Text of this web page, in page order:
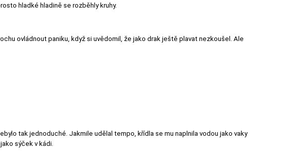
hladké hladině se rozběhly kruhy.
ovládnout paniku, když si uvědomil, že jako drak ještě plavat nezkoušel. Ale
tak jednoduché. Jakmile udělal tempo, křídla se mu naplnila vodou jako vaky
sýček v kádi.